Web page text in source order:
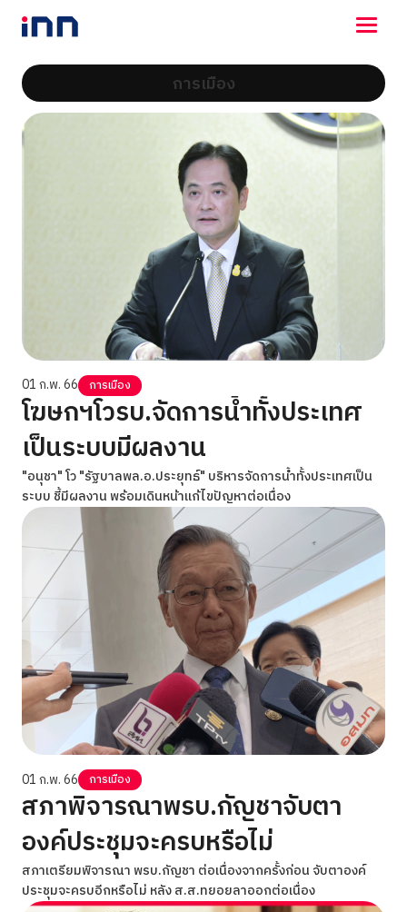
NEWS
ENTERTAINMENT
LIFESTYLE
การเมือง
01 ก.พ. 66 การเมือง
โฆษกฯโวรบ.จัดการน้ำทั้งประเทศ
เป็นระบบมีผลงาน
"อนุชา" โว "รัฐบาลพล.อ.ประยุทธ์" บริหารจัดการน้ำทั้งประเทศเป็น
ระบบ ชี้มีผลงาน พร้อมเดินหน้าแก้ไขปัญหาต่อเนื่อง
01 ก.พ. 66 การเมือง
สภาพิจารณาพรบ.กัญชาจับตา
องค์ประชุมจะครบหรือไม่
สภาเตรียมพิจารณา พรบ.กัญชา ต่อเนื่องจากครั้งก่อน จับตาองค์
ประชุมจะครบอีกหรือไม่ หลัง ส.ส.ทยอยลาออกต่อเนื่อง